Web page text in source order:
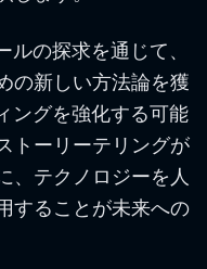
の探求を通じて、
の新しい方法論を獲
ングを強化する可能
トーリーテリングが
、テクノロジーを人
することが未来への